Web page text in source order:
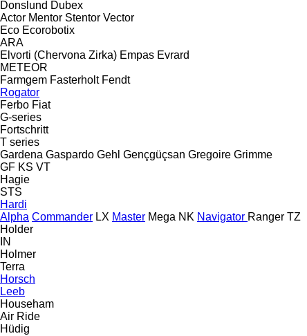
Donslund Dubex
Actor Mentor Stentor Vector
Eco Ecorobotix
ARA
Elvorti (Chervona Zirka) Empas Evrard
METEOR
Farmgem Fasterholt Fendt
Rogator
Ferbo Fiat
G-series
Fortschritt
T series
Gardena Gaspardo Gehl Gençgüçsan Gregoire Grimme
GF KS VT
Hagie
STS
Hardi
Alpha Commander LX Master Mega NK Navigator Ranger TZ
Holder
IN
Holmer
Terra
Horsch
Leeb
Househam
Air Ride
Hüdig